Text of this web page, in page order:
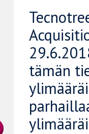
tämän